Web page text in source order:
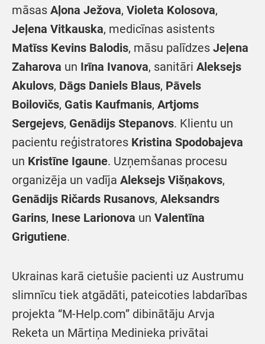
māsas Aļona Ježova, Violeta Kolosova,
Jeļena Vitkauska, medicīnas asistents
Matīss Kevins Balodis, māsu palīdzes Jeļena
Zaharova un Irīna Ivanova, sanitāri Aleksejs
Akulovs, Dāgs Daniels Blaus, Pāvels
Boilovičs, Gatis Kaufmanis, Artjoms
Sergejevs, Genādijs Stepanovs. Klientu un
pacientu reģistratores Kristina Spodobajeva
un Kristīne Igaune. Uzņemšanas procesu
organizēja un vadīja Aleksejs Višņakovs,
Genādijs Ričards Rusanovs, Aleksandrs
Garins, Inese Larionova un Valentīna
Grigutiene.
Ukrainas karā cietušie pacienti uz Austrumu
slimnīcu tiek atgādāti, pateicoties labdarības
projekta “M-Help.com” dibinātāju Arvja
Reketa un Mārtiņa Medinieka privātai